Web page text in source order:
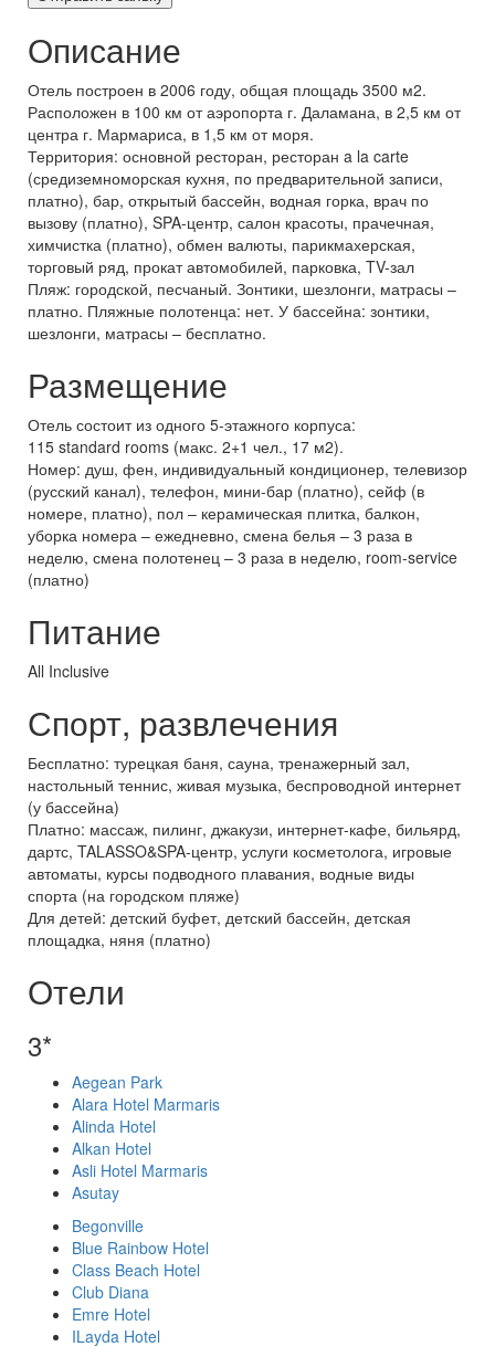
Описание
Отель построен в 2006 году, общая площадь 3500 м2.
Расположен в 100 км от аэропорта г. Даламана, в 2,5 км от
центра г. Мармариса, в 1,5 км от моря.
Территория: основной ресторан, ресторан a la carte
(средиземноморская кухня, по предварительной записи,
платно), бар, открытый бассейн, водная горка, врач по
вызову (платно), SPA-центр, салон красоты, прачечная,
химчистка (платно), обмен валюты, парикмахерская,
торговый ряд, прокат автомобилей, парковка, TV-зал
Пляж: городской, песчаный. Зонтики, шезлонги, матрасы –
платно. Пляжные полотенца: нет. У бассейна: зонтики,
шезлонги, матрасы – бесплатно.
Размещение
Отель состоит из одного 5-этажного корпуса:
115 standard rooms (макс. 2+1 чел., 17 м2).
Номер: душ, фен, индивидуальный кондиционер, телевизор
(русский канал), телефон, мини-бар (платно), сейф (в
номере, платно), пол – керамическая плитка, балкон,
уборка номера – ежедневно, смена белья – 3 раза в
неделю, смена полотенец – 3 раза в неделю, room-service
(платно)
Питание
All Inclusive
Спорт, развлечения
Бесплатно: турецкая баня, сауна, тренажерный зал,
настольный теннис, живая музыка, беспроводной интернет
(у бассейна)
Платно: массаж, пилинг, джакузи, интернет-кафе, бильярд,
дартс, TALASSO&SPA-центр, услуги косметолога, игровые
автоматы, курсы подводного плавания, водные виды
спорта (на городском пляже)
Для детей: детский буфет, детский бассейн, детская
площадка, няня (платно)
Отели
3*
Aegean Park
Alara Hotel Marmaris
Alinda Hotel
Alkan Hotel
Asli Hotel Marmaris
Asutay
Begonville
Blue Rainbow Hotel
Class Beach Hotel
Club Diana
Emre Hotel
ILayda Hotel